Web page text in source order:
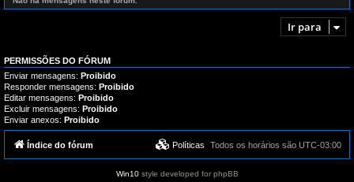
Ir para
PERMISSÕES DO FÓRUM
Enviar mensagens: Proibido
Responder mensagens: Proibido
Editar mensagens: Proibido
Excluir mensagens: Proibido
Enviar anexos: Proibido
Índice do fórum Todos os horários são UTC-03:00
Políticas
Win10style developed for phpBB